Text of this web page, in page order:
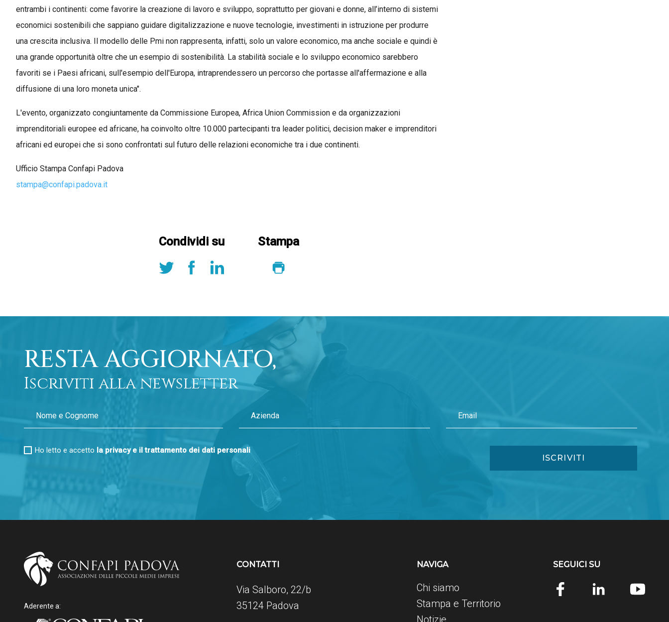
entrambi i continenti: come favorire la creazione di lavoro e sviluppo, soprattutto per giovani e donne, all’interno di sistemi
economici sostenibili che sappiano guidare digitalizzazione e nuove tecnologie, investimenti in istruzione per produrre
una crescita inclusiva. Il modello delle Pmi non rappresenta, infatti, solo un valore economico, ma anche sociale e quindi è
una grande opportunità oltre che un esempio di sostenibilità. La stabilità sociale e lo sviluppo economico sarebbero
favoriti se i Paesi africani, sull'esempio dell'Europa, intraprendessero un percorso che portasse all'affermazione e alla
diffusione di una loro moneta unica".
L'evento, organizzato congiuntamente da Commissione Europea, Africa Union Commission e da organizzazioni
imprenditoriali europee ed africane, ha coinvolto oltre 10.000 partecipanti tra leader politici, decision maker e imprenditori
africani ed europei che si sono confrontati sul futuro delle relazioni economiche tra i due continenti.
Ufficio Stampa Confapi Padova
stampa@confapi.padova.it
Condividi su Stampa
RESTA AGGIORNATO,
Iscriviti alla newsletter
Ho letto e accetto la privacy e il trattamento dei dati personali
Aderente a:
CONTATTI
Via Salboro, 22/b
35124 Padova
NAVIGA
Chi siamo
Stampa e Territorio
Notizie
SEGUICI SU